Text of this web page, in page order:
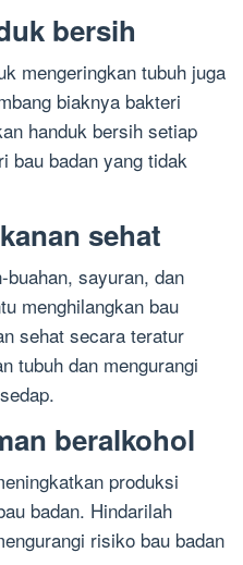
bersih
mengeringkan tubuh juga
biaknya bakteri
handuk bersih setiap
bau badan yang tidak
sehat
sayuran, dan
menghilangkan bau
sehat secara teratur
tubuh dan mengurangi
beralkohol
produksi
badan. Hindarilah
risiko bau badan